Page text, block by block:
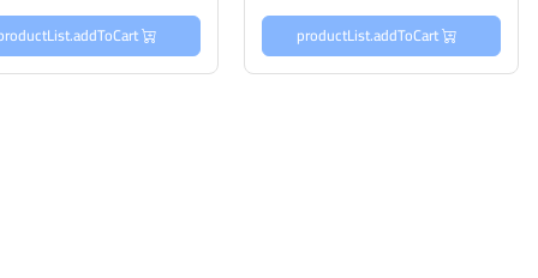
productList.addToCart
productList.addToCart